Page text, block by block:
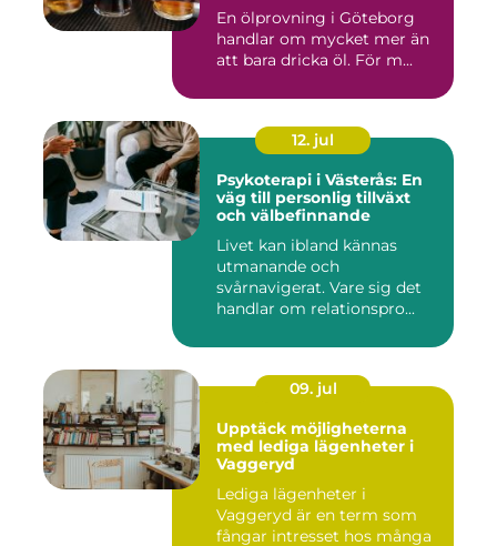
En ölprovning i Göteborg
handlar om mycket mer än
att bara dricka öl. För m...
12. jul
Psykoterapi i Västerås: En
väg till personlig tillväxt
och välbefinnande
Livet kan ibland kännas
utmanande och
svårnavigerat. Vare sig det
handlar om relationspro...
09. jul
Upptäck möjligheterna
med lediga lägenheter i
Vaggeryd
Lediga lägenheter i
Vaggeryd är en term som
fångar intresset hos många